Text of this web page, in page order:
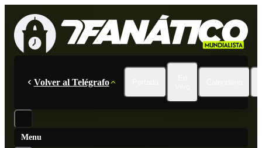
Volver al Telégrafo
Menu